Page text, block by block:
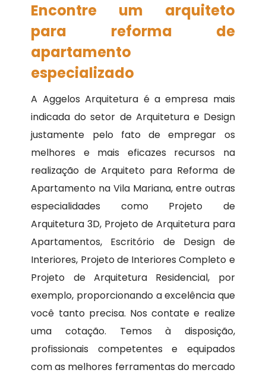
Encontre um arquiteto
para reforma de
apartamento
especializado
A Aggelos Arquitetura é a empresa mais
indicada do setor de Arquitetura e Design
justamente pelo fato de empregar os
melhores e mais eficazes recursos na
realização de Arquiteto para Reforma de
Apartamento na Vila Mariana, entre outras
especialidades como Projeto de
Arquitetura 3D, Projeto de Arquitetura para
Apartamentos, Escritório de Design de
Interiores, Projeto de Interiores Completo e
Projeto de Arquitetura Residencial, por
exemplo, proporcionando a excelência que
você tanto precisa. Nos contate e realize
uma cotação. Temos à disposição,
profissionais competentes e equipados
com as melhores ferramentas do mercado